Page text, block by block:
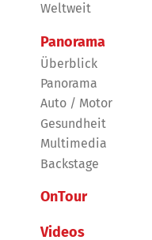
Weltweit
Panorama
Überblick
Panorama
Auto / Motor
Gesundheit
Multimedia
Backstage
OnTour
Videos